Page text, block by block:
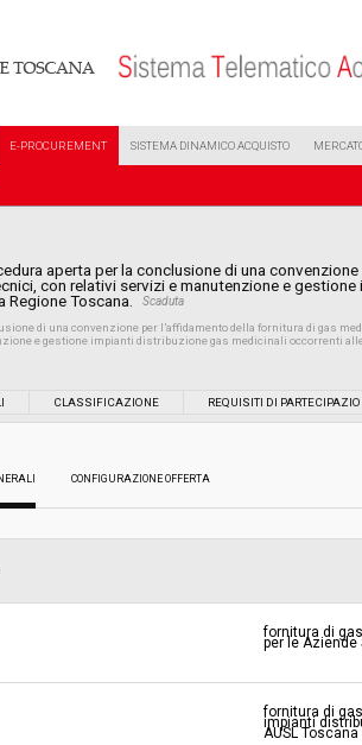
E-PROCUREMENT SISTEMA DINAMICO ACQUISTO
aperta per la conclusione di una
con relativi servizi e manutenzione e
Regione Toscana.
Scaduta
di una convenzione per l’affidamento della fornitura di gas
e gestione impianti distribuzione gas medicinali occorrenti
ESTAR - ENTE DI SUPPORTO TECNICO
REGIONALE - UOC FARMACI E DIAGNOSTICI
CLASSIFICAZIONE REQUISITI DI
CONFIGURAZIONE OFFERTA
fornitura di
per le Aziende
fornitura di
impianti
AUSL